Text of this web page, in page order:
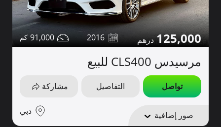
125,000
2016
91,000
مرسيدس CLS400 للبيع
تواصل التفاصيل مشاركة
صور إضافية دبي